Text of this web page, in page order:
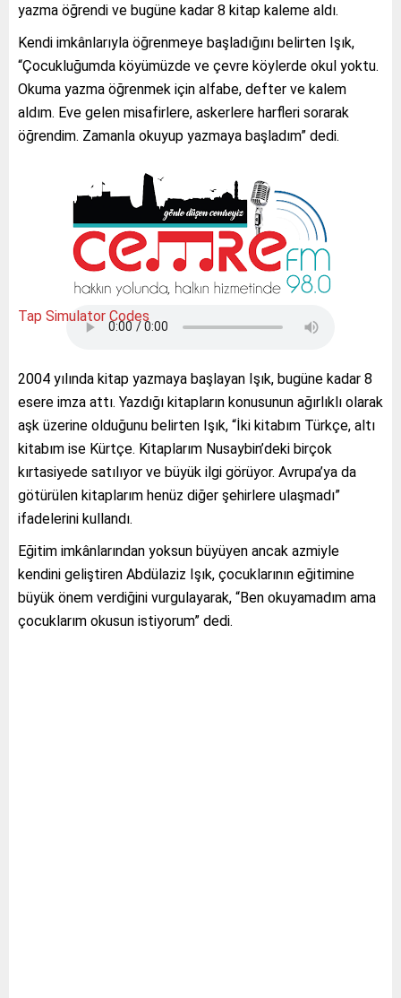
yazma öğrendi ve bugüne kadar 8 kitap kaleme aldı.
Kendi imkânlarıyla öğrenmeye başladığını belirten Işık,
“Çocukluğumda köyümüzde ve çevre köylerde okul yoktu.
Okuma yazma öğrenmek için alfabe, defter ve kalem
aldım. Eve gelen misafirlere, askerlere harfleri sorarak
öğrendim. Zamanla okuyup yazmaya başladım” dedi.
Tap Simulator Codes
2004 yılında kitap yazmaya başlayan Işık, bugüne kadar 8
esere imza attı. Yazdığı kitapların konusunun ağırlıklı olarak
aşk üzerine olduğunu belirten Işık, “İki kitabım Türkçe, altı
kitabım ise Kürtçe. Kitaplarım Nusaybin’deki birçok
kırtasiyede satılıyor ve büyük ilgi görüyor. Avrupa’ya da
götürülen kitaplarım henüz diğer şehirlere ulaşmadı”
ifadelerini kullandı.
Eğitim imkânlarından yoksun büyüyen ancak azmiyle
kendini geliştiren Abdülaziz Işık, çocuklarının eğitimine
büyük önem verdiğini vurgulayarak, “Ben okuyamadım ama
çocuklarım okusun istiyorum” dedi.